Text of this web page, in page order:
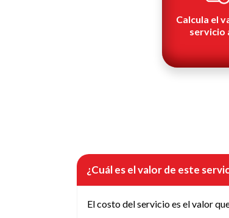
Calcula el
servicio
¿Cuál es el valor de este
El costo del servicio es el valor